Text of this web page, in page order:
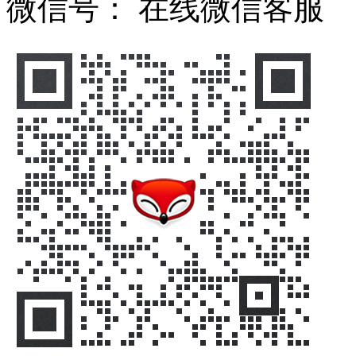
微信号： 在线微信客服